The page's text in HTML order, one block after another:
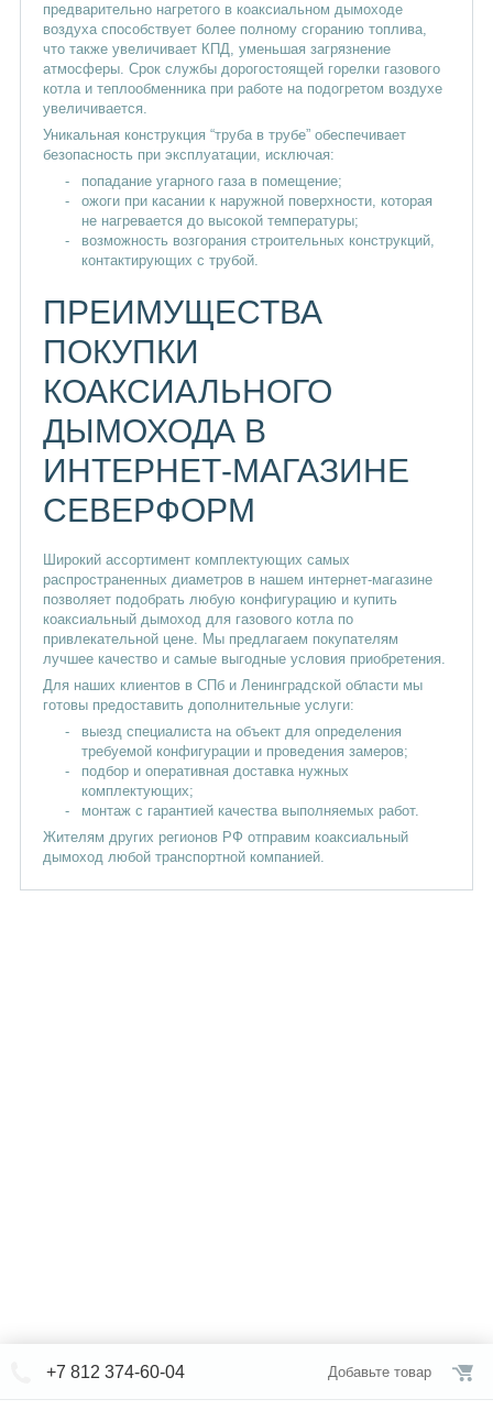
предварительно нагретого в коаксиальном дымоходе
воздуха способствует более полному сгоранию топлива,
что также увеличивает КПД, уменьшая загрязнение
атмосферы. Срок службы дорогостоящей горелки газового
котла и теплообменника при работе на подогретом воздухе
увеличивается.
Уникальная конструкция “труба в трубе” обеспечивает
безопасность при эксплуатации, исключая:
попадание угарного газа в помещение;
ожоги при касании к наружной поверхности, которая
не нагревается до высокой температуры;
возможность возгорания строительных конструкций,
контактирующих с трубой.
ПРЕИМУЩЕСТВА
ПОКУПКИ
КОАКСИАЛЬНОГО
ДЫМОХОДА В
ИНТЕРНЕТ-МАГАЗИНЕ
СЕВЕРФОРМ
Широкий ассортимент комплектующих самых
распространенных диаметров в нашем интернет-магазине
позволяет подобрать любую конфигурацию и купить
коаксиальный дымоход для газового котла по
привлекательной цене. Мы предлагаем покупателям
лучшее качество и самые выгодные условия приобретения.
Для наших клиентов в СПб и Ленинградской области мы
готовы предоставить дополнительные услуги:
выезд специалиста на объект для определения
требуемой конфигурации и проведения замеров;
подбор и оперативная доставка нужных
комплектующих;
монтаж с гарантией качества выполняемых работ.
Жителям других регионов РФ отправим коаксиальный
дымоход любой транспортной компанией.
+7 812 374-60-04 Добавьте товар